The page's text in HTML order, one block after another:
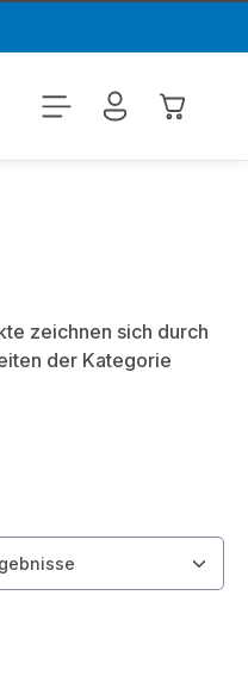
zeichnen sich durch
der Kategorie